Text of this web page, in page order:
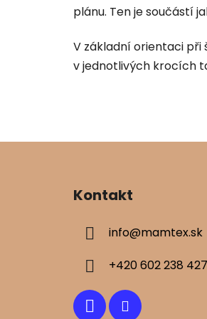
plánu. Ten je součástí
V základní orientaci
v jednotlivých krocích
Kontakt
info@mamtex.sk
+420 602 238 427